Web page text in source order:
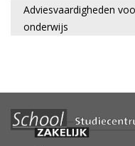
Adviesvaardigheden
onderwijs